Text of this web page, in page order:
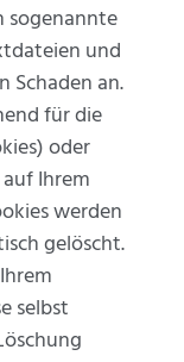
sogenannte
und
Schaden an.
für die
oder
Ihrem
werden
gelöscht.
selbst